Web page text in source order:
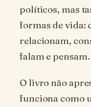
políticos, mas
formas de vida:
relacionam,
falam e pensam.
O livro não
funciona como